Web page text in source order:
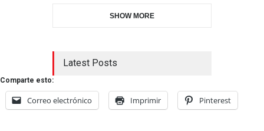
SHOW MORE
Latest Posts
Comparte esto:
Correo electrónico Imprimir Pinterest